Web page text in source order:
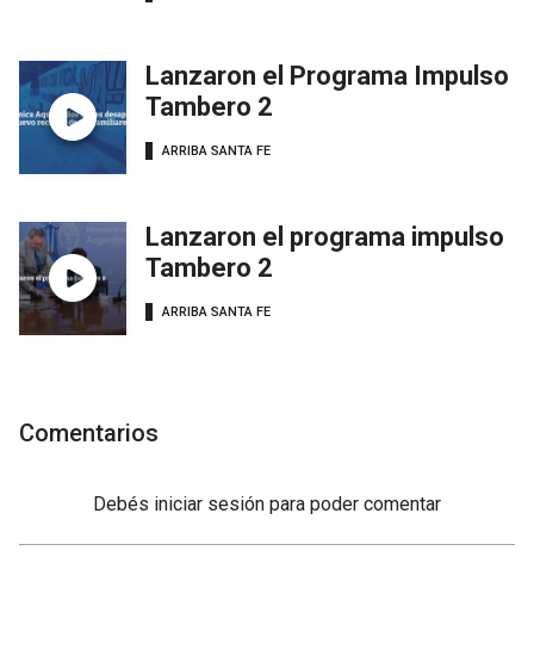
Lanzaron el Programa Impulso
Tambero 2
ARRIBA SANTA FE
Lanzaron el programa impulso
Tambero 2
ARRIBA SANTA FE
Comentarios
Debés iniciar sesión para poder comentar